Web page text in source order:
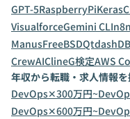
GPT-5RaspberryPiKeras
VisualforceGemini CLIn8n
ManusFreeBSDQtdashDB
CrewAIClineG検定AWS
年収から転職・求人情報を
DevOps✕300万円~
DevOps✕600万円~